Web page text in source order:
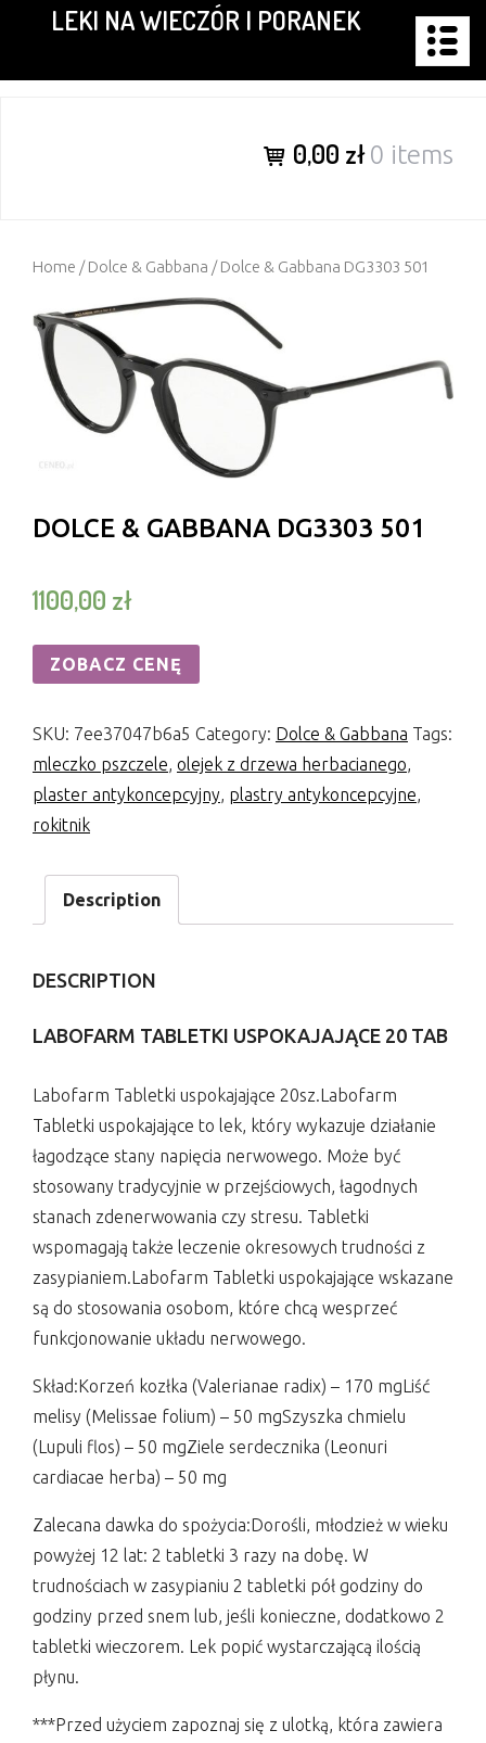
content
LEKI NA WIECZÓR I PORANEK
0,00 zł0 items
Home /Dolce & Gabbana / Dolce & Gabbana DG3303 501
DOLCE & GABBANA DG3303 501
1100,00 zł
ZOBACZ CENĘ
SKU: 7ee37047b6a5 Category: Dolce & Gabbana Tags:
mleczko pszczele, olejek z drzewa herbacianego,
plaster antykoncepcyjny, plastry antykoncepcyjne,
rokitnik
Description
DESCRIPTION
LABOFARM TABLETKI USPOKAJAJĄCE 20 TAB
Labofarm Tabletki uspokajające 20sz.Labofarm
Tabletki uspokajające to lek, który wykazuje działanie
łagodzące stany napięcia nerwowego. Może być
stosowany tradycyjnie w przejściowych, łagodnych
stanach zdenerwowania czy stresu. Tabletki
wspomagają także leczenie okresowych trudności z
zasypianiem.Labofarm Tabletki uspokajające wskazane
są do stosowania osobom, które chcą wesprzeć
funkcjonowanie układu nerwowego.
Skład:Korzeń kozłka (Valerianae radix) – 170 mgLiść
melisy (Melissae folium) – 50 mgSzyszka chmielu
(Lupuli flos) – 50 mgZiele serdecznika (Leonuri
cardiacae herba) – 50 mg
Zalecana dawka do spożycia:Dorośli, młodzież w wieku
powyżej 12 lat: 2 tabletki 3 razy na dobę. W
trudnościach w zasypianiu 2 tabletki pół godziny do
godziny przed snem lub, jeśli konieczne, dodatkowo 2
tabletki wieczorem. Lek popić wystarczającą ilością
płynu.
***Przed użyciem zapoznaj się z ulotką, która zawiera